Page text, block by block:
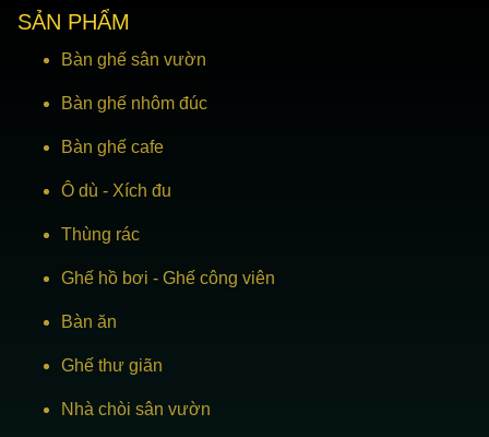
SẢN PHẨM
Bàn ghế sân vườn
Bàn ghế nhôm đúc
Bàn ghế cafe
Ô dù - Xích đu
Thùng rác
Ghế hồ bơi - Ghế công viên
Bàn ăn
Ghế thư giãn
Nhà chòi sân vườn